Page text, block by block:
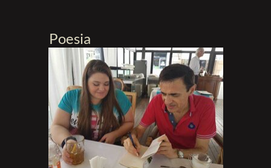
Poesia